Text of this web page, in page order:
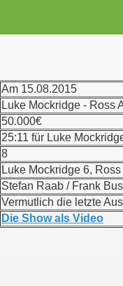
Am 15.08.2015
Luke Mockridge - Ross
50.000€
25:11 für Luke
8
Luke Mockridge 6,
Stefan Raab / Frank
Vermutlich die letzte
Die Show als Video